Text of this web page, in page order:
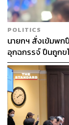
POLITICS
นายกฯ สั่งเข้มพก
อุกฉกรรจ์ ปืนถูกข